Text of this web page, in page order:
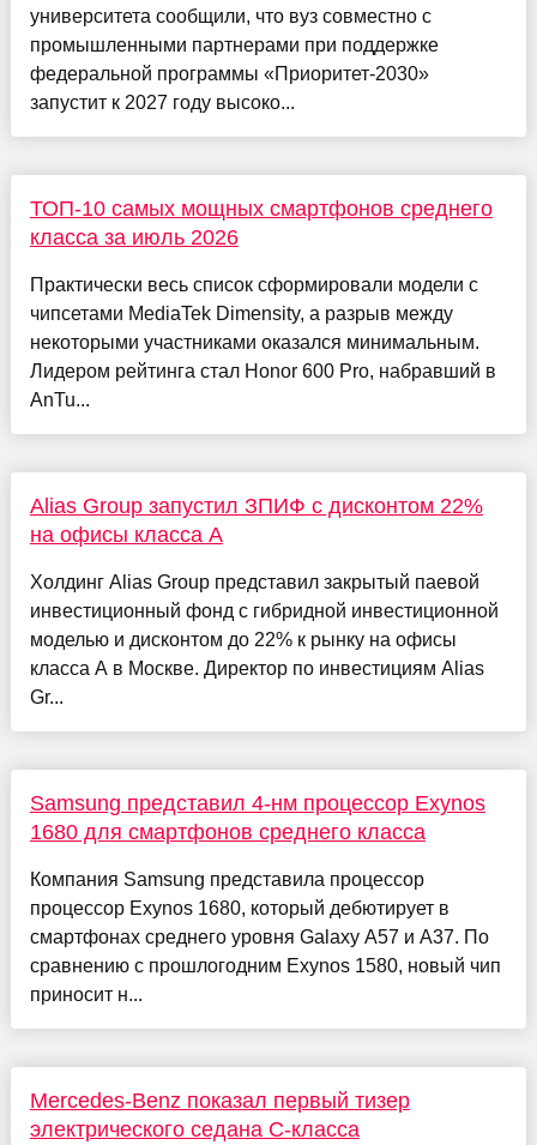
университета сообщили, что вуз совместно с
промышленными партнерами при поддержке
федеральной программы «Приоритет-2030»
запустит к 2027 году высоко...
ТОП-10 самых мощных смартфонов среднего
класса за июль 2026
Практически весь список сформировали модели с
чипсетами MediaTek Dimensity, а разрыв между
некоторыми участниками оказался минимальным.
Лидером рейтинга стал Honor 600 Pro, набравший в
AnTu...
Alias Group запустил ЗПИФ с дисконтом 22%
на офисы класса А
Холдинг Alias Group представил закрытый паевой
инвестиционный фонд с гибридной инвестиционной
моделью и дисконтом до 22% к рынку на офисы
класса А в Москве. Директор по инвестициям Alias
Gr...
Samsung представил 4-нм процессор Exynos
1680 для смартфонов среднего класса
Компания Samsung представила процессор
процессор Exynos 1680, который дебютирует в
смартфонах среднего уровня Galaxy A57 и A37. По
сравнению с прошлогодним Exynos 1580, новый чип
приносит н...
Mercedes-Benz показал первый тизер
электрического седана C-класса